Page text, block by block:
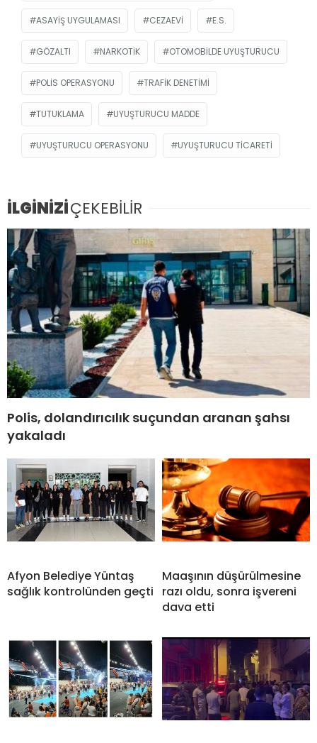
ASAYIŞ UYGULAMASI CEZAEVI E.S.
GÖZALTI NARKOTIK OTOMOBILDE UYUŞTURUCU
POLIS OPERASYONU TRAFIK DENETIMI
TUTUKLAMA UYUŞTURUCU MADDE
UYUŞTURUCU OPERASYONU UYUŞTURUCU TICARETI
İLGİNİZİÇEKEBİLİR
Polis, dolandırıcılık suçundan aranan şahsı
yakaladı
Afyon Belediye Yüntaş
sağlık kontrolünden geçti
Maaşının düşürülmesine
razı oldu, sonra işvereni
dava etti